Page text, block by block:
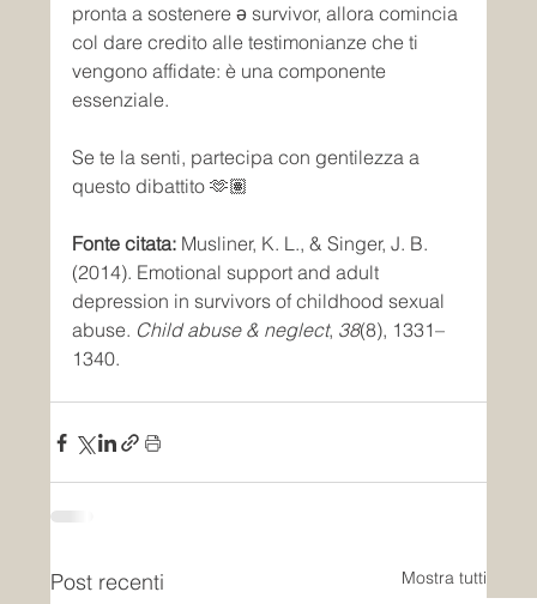
pronta a sostenere ǝ survivor, allora comincia
col dare credito alle testimonianze che ti
vengono affidate: è una componente
essenziale.
Se te la senti, partecipa con gentilezza a
questo dibattito 🫶🏽
Fonte citata: Musliner, K. L., & Singer, J. B.
(2014). Emotional support and adult
depression in survivors of childhood sexual
abuse. Child abuse & neglect, 38(8), 1331–
1340.
Post recenti Mostra tutti